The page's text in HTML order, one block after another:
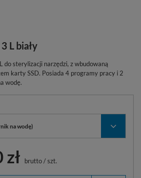
L biały
do sterylizacji narzędzi, z wbudowaną
karty SSD. Posiada 4 programy pracy i 2
wodę.
na wodę)
brutto/szt.